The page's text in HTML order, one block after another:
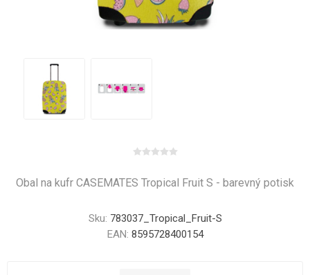
Obal na kufr CASEMATES Tropical Fruit S - barevný potisk
Sku: 783037_Tropical_Fruit-S
EAN: 8595728400154